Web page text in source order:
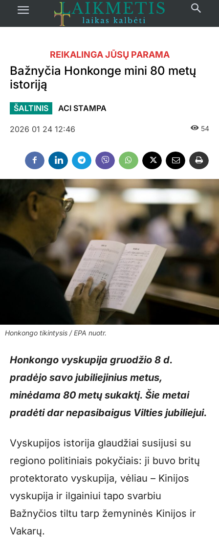
REIKALINGA JŪSŲ PARAMA
Bažnyčia Honkonge mini 80 metų
istoriją
ŠALTINIS ACI STAMPA
2026 01 24 12:46 54
Honkongo tikintysis / EPA nuotr.
Honkongo vyskupija gruodžio 8 d.
pradėjo savo jubiliejinius metus,
minėdama 80 metų sukaktį. Šie metai
pradėti dar nepasibaigus Vilties jubiliejui.
Vyskupijos istorija glaudžiai susijusi su
regiono politiniais pokyčiais: ji buvo britų
protektorato vyskupija, vėliau – Kinijos
vyskupija ir ilgainiui tapo svarbiu
Bažnyčios tiltu tarp žemyninės Kinijos ir
Vakarų.